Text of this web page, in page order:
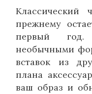
Классический
прежнему
первый год.
необычными
вставок из
плана
ваш образ и